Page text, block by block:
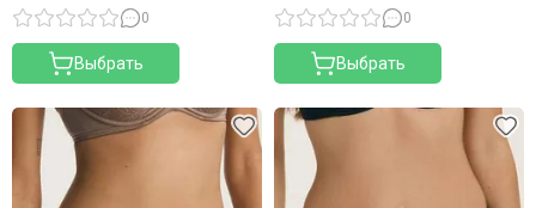
0
Выбрать
0
Выбрать